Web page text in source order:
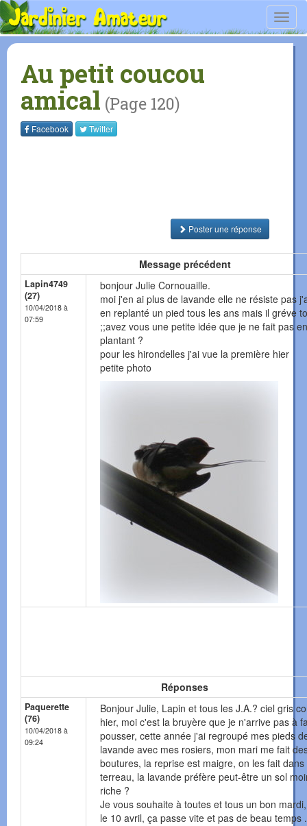
Au petit coucou
amical (Page 120)
Facebook Twitter
Poster une réponse
Message précédent
Lapin4749
(27)
10/04/2018 à
07:59
bonjour Julie Cornouaille.
moi j'en ai plus de lavande elle ne résiste pas
en replanté un pied tous les ans mais il gréve
;;avez vous une petite idée que je ne fait pas
plantant ?
pour les hirondelles j'ai vue la première hier
petite photo
Réponses
Paquerette
(76)
10/04/2018 à
09:24
Bonjour Julie, Lapin et tous les J.A.? ciel gris
hier, moi c'est la bruyère que je n'arrive pas à
pousser, cette année j'ai regroupé mes pieds
lavande avec mes rosiers, mon mari me fait
boutures, la reprise est maigre, on les fait dans
terreau, la lavande préfère peut-être un sol
riche ?
Je vous souhaite à toutes et tous un bon
le 10 avril, ça passe vite et pas de beau temps